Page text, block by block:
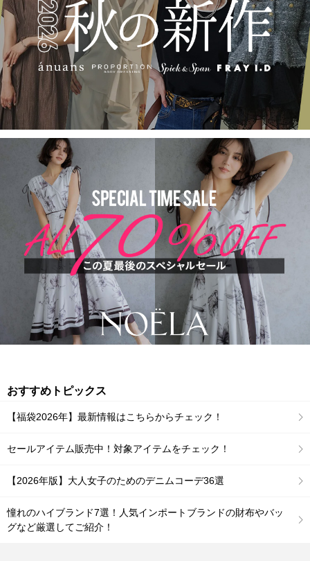
おすすめトピックス
【福袋2026年】最新情報はこちらからチェック！
セールアイテム販売中！対象アイテムをチェック！
【2026年版】大人女子のためのデニムコーデ36選
憧れのハイブランド7選！人気インポートブランドの財布やバッ
グなど厳選してご紹介！